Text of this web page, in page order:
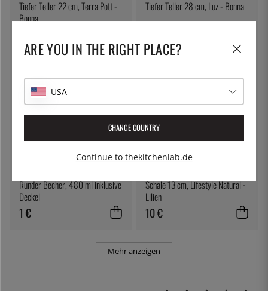
Tiefer Teller 22 cm, Terra Pott -
Bonna
Tiefer Teller 28 cm, Luz - Bonna
Runder Becher, 480 ml inklusive
Deckel
1 €
Schale 13 cm, Lifestyle Natural -
Lilien
10 €
Mehr anzeigen
ARE YOU IN THE RIGHT PLACE?
USA
CHANGE COUNTRY
Continue to thekitchenlab.de